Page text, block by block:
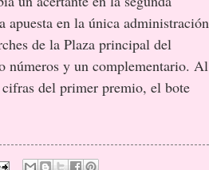
apuesta en la única administración
de la Plaza principal del
números y un complementario. Al
del primer premio, el bote